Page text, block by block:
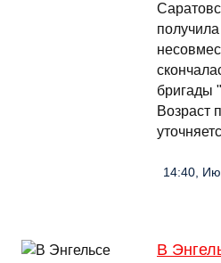
бригады
Возраст
14:40,
В